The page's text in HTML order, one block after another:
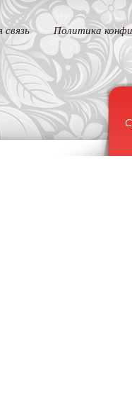
Политика